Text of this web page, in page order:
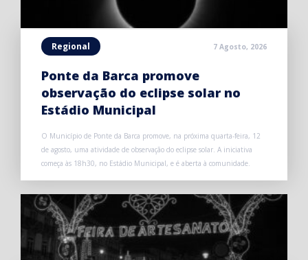
Regional 7 Agosto, 2026
Ponte da Barca promove
observação do eclipse solar no
Estádio Municipal
O Município de Ponte da Barca promove, na próxima quarta-feira, 12
de agosto, uma atividade de observação do eclipse solar. A iniciativa
começa às 18h30, no Estádio Municipal, e é aberta à comunidade.